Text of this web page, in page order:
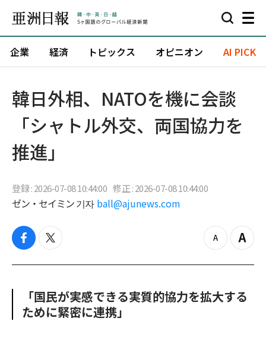
企業 経済 トピックス オピニオン AI PICK
韓日外相、NATOを機に会談
「シャトル外交、両国協力を
推進」
登録 : 2026-07-08 10:44:00 修正 : 2026-07-08 10:44:00
ゼン・セイミン 기자 ball@ajunews.com
f
c
o
k
t
i
e
r
z
o
u
Z
o
n
「国民が実感できる実質的協力を拡大する
ために緊密に連携」